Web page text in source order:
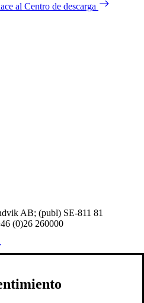
al Centro de descarga
AB; (publ) SE-811 81
(0)26 260000